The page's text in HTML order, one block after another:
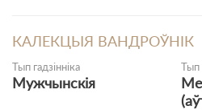
КАЛЕКЦЫЯ ВАНДРОЎНІК
Тып гадзінніка
Мужчынскія
Тып